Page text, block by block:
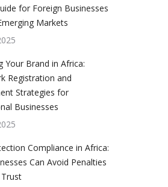
for Foreign Businesses
Markets
Your Brand in Africa:
Registration and
Strategies for
Businesses
Compliance in Africa:
Can Avoid Penalties